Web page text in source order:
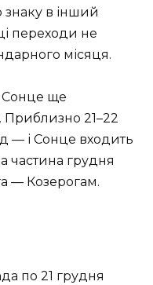
в інший
переходи не
місяця.
Сонце ще
Приблизно 21–22
— і Сонце входить
частина грудня
— Козерогам.
по 21 грудня